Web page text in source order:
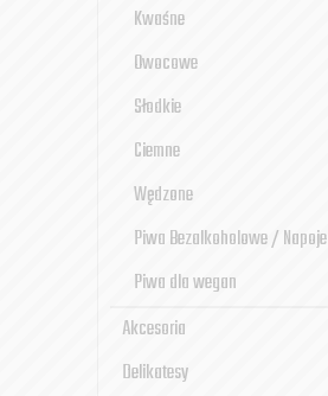
Kwaśne
Owocowe
Słodkie
Ciemne
Wędzone
Piwa Bezalkoholowe / Napoje
Piwa dla wegan
Akcesoria
Delikatesy